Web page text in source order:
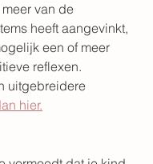
van de
heeft aangevinkt,
een of meer
reflexen.
uitgebreidere
hier.